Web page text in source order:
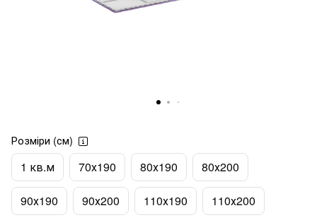
Розміри (см)
1 кв.м 70х190 80х190 80х200
90х190 90х200 110х190 110х200